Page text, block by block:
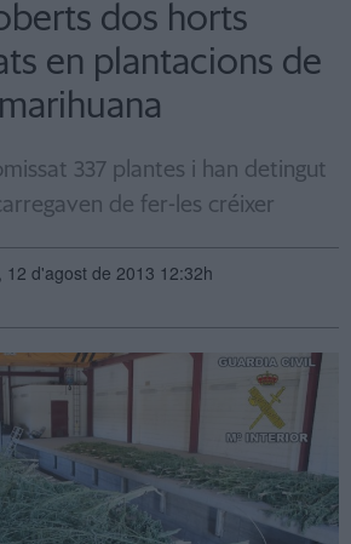
dos horts
en plantacions de
marihuana
337 plantes i han detingut
de fer-les créixer
12 d'agost de 2013 12:32h